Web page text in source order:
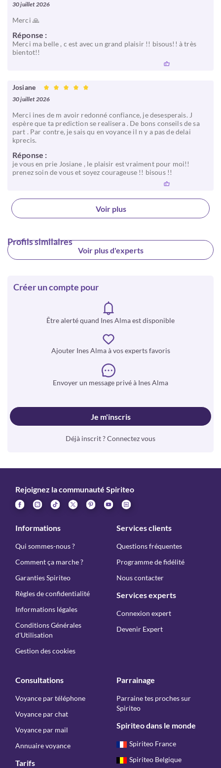
30 juillet 2026
Merci 🙏
Réponse :
Merci ma belle , c est avec un grand plaisir !! bisous!! à très
bientot!!
Josiane
30 juillet 2026
Merci ines de m avoir redonné confiance, je desesperais. J
espère que ta prediction se realisera . De bons conseils de sa
part . Par contre, je sais qu en voyance il n y a pas de delai
kprecis.
Réponse :
je vous en prie Josiane , le plaisir est vraiment pour moi!!
prenez soin de vous et soyez courageuse !! bisous !!
Voir plus
Profils similaires
Voir plus d'experts
Créer un compte pour
Être alerté quand Ines Alma est disponible
Ajouter Ines Alma à vos experts favoris
Envoyer un message privé à Ines Alma
Je m'inscris
Déjà inscrit ? Connectez vous
Rejoignez la communauté Spiriteo
Informations
Qui sommes-nous ?
Comment ça marche ?
Garanties Spiriteo
Règles de confidentialité
Informations légales
Conditions Générales
d'Utilisation
Gestion des cookies
Services clients
Questions fréquentes
Programme de fidélité
Nous contacter
Services experts
Connexion expert
Devenir Expert
Consultations
Voyance par téléphone
Voyance par chat
Voyance par mail
Annuaire voyance
Tarifs
Parrainage
Parraine tes proches sur
Spiriteo
Spiriteo dans le monde
Spiriteo France
Spiriteo Belgique